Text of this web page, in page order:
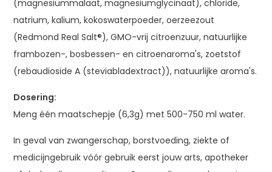
(magnesiummalaat, magnesiumglycinaat), chloride,
natrium, kalium, kokoswaterpoeder, oerzeezout
(Redmond Real Salt®), GMO-vrij citroenzuur, natuurlijke
frambozen-, bosbessen- en citroenaroma's, zoetstof
(rebaudioside A (steviabladextract)), natuurlijke aroma's.
Dosering:
Meng één maatschepje (6,3g) met 500-750 ml water.
In geval van zwangerschap, borstvoeding, ziekte of
medicijngebruik vóór gebruik eerst jouw arts, apotheker